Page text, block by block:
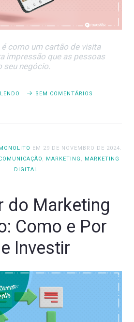
como um cartão de visita
impressão que as pessoas
seu negócio.
SEM COMENTÁRIOS
EM 29 DE NOVEMBRO DE 2024.
, MARKETING ,
MARKETING
DIGITAL
do Marketing
Como e Por
Investir